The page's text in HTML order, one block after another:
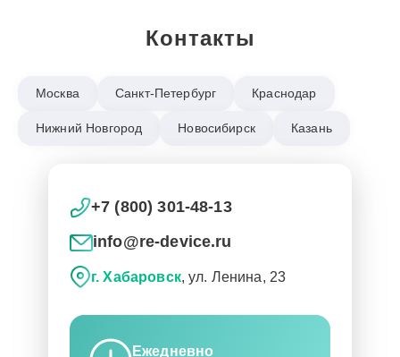
Контакты
Москва Санкт-Петербург Краснодар
Нижний Новгород Новосибирск Казань
+7 (800) 301-48-13
info@re-device.ru
г. Хабаровск, ул. Ленина, 23
Ежедневно